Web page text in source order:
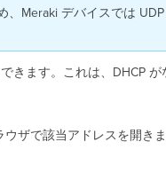
Meraki デバイスでは
ます。これは、DHCP
ザで該当アドレスを開きま